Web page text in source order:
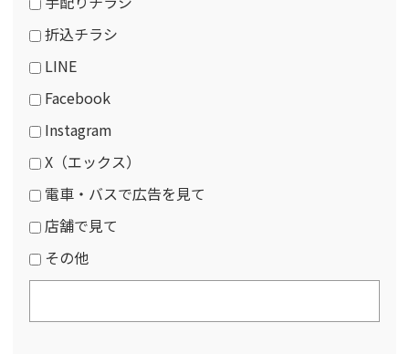
折込チラシ
LINE
Facebook
Instagram
X（エックス）
電車・バスで広告を見て
店舗で見て
その他